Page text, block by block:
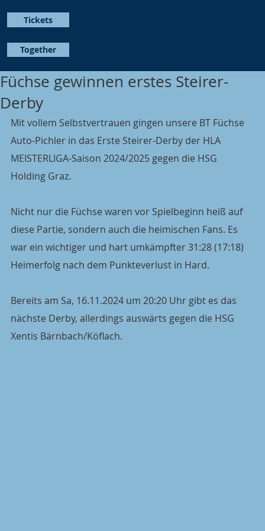
Together
Tickets
Füchse gewinnen erstes Steirer-
Derby
Mit vollem Selbstvertrauen gingen unsere BT Füchse
Auto-Pichler in das Erste Steirer-Derby der HLA
MEISTERLIGA-Saison 2024/2025 gegen die HSG
Holding Graz.
Nicht nur die Füchse waren vor Spielbeginn heiß auf
diese Partie, sondern auch die heimischen Fans. Es
war ein wichtiger und hart umkämpfter 31:28 (17:18)
Heimerfolg nach dem Punkteverlust in Hard.
Bereits am Sa, 16.11.2024 um 20:20 Uhr gibt es das
nächste Derby, allerdings auswärts gegen die HSG
Xentis Bärnbach/Köflach.